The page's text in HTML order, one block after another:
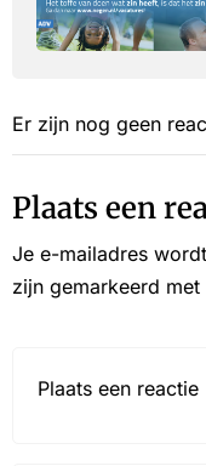
Er zijn nog geen
Plaats een
Je e-mailadres
zijn gemarkeerd met